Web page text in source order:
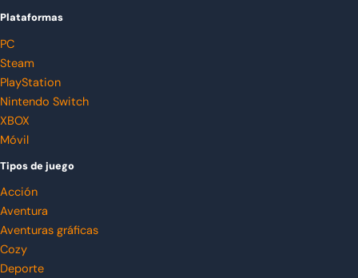
Plataformas
PC
Steam
PlayStation
Nintendo Switch
XBOX
Móvil
Tipos de juego
Acción
Aventura
Aventuras gráficas
Cozy
Deporte